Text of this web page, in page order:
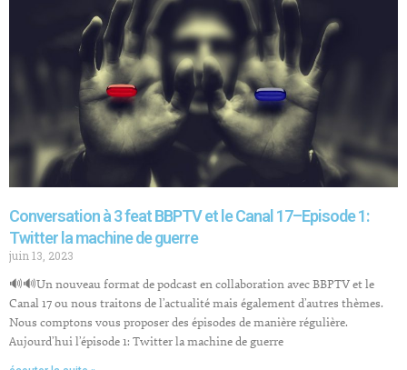
Conversation à 3 feat BBPTV et le Canal 17–Episode 1:
Twitter la machine de guerre
juin 13, 2023
🔊🔊Un nouveau format de podcast en collaboration avec BBPTV et le
Canal 17 ou nous traitons de l’actualité mais également d’autres thèmes.
Nous comptons vous proposer des épisodes de manière régulière.
Aujourd’hui l’épisode 1: Twitter la machine de guerre